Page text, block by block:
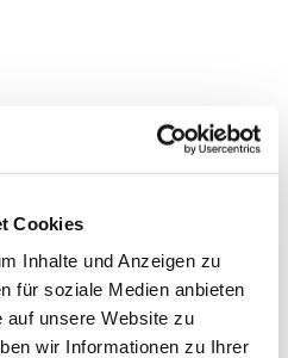
Cookies
Inhalte und Anzeigen zu
für soziale Medien anbieten
auf unsere Website zu
wir Informationen zu Ihrer